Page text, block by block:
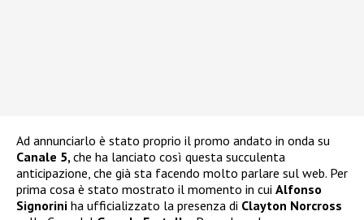
Ad annunciarlo è stato proprio il promo andato in onda su
Canale 5,che ha lanciato così questa succulenta
anticipazione, che già sta facendo molto parlare sul web. Per
prima cosa è stato mostrato il momento in cui Alfonso
Signorini ha ufficializzato la presenza di Clayton Norcross